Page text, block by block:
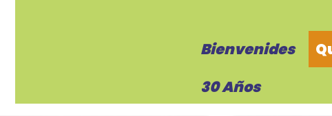
Bienvenides
30 Años